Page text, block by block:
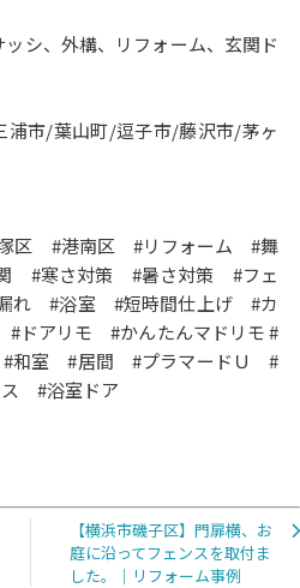
シ、外構、リフォーム、玄関ド
市/葉山町/逗子市/藤沢市/茅ヶ
区 #港南区 #リフォーム #舞
#寒さ対策 #暑さ対策 #フェ
れ #浴室 #短時間仕上げ #カ
ドアリモ #かんたんマドリモ #
和室 #居間 #プラマードＵ #
#浴室ドア
【横浜市磯子区】門扉横、お
庭に沿ってフェンスを取付ま
した。｜リフォーム事例